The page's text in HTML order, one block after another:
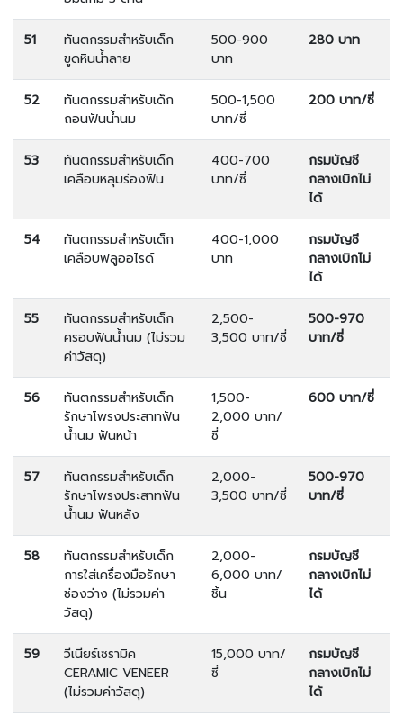
51
ทันตกรรมสำหรับเด็ก
ขูดหินน้ำลาย
500-900
บาท
280 บาท
52
ทันตกรรมสำหรับเด็ก
ถอนฟันน้ำนม
500-1,500
บาท/ซี่
200 บาท/ซี่
53
ทันตกรรมสำหรับเด็ก
เคลือบหลุมร่องฟัน
400-700
บาท/ซี่
กรมบัญชี
กลางเบิกไม่
ได้
54
ทันตกรรมสำหรับเด็ก
เคลือบฟลูออไรด์
400-1,000
บาท
กรมบัญชี
กลางเบิกไม่
ได้
55
ทันตกรรมสำหรับเด็ก
ครอบฟันน้ำนม (ไม่รวม
ค่าวัสดุ)
2,500-
3,500 บาท/ซี่
500-970
บาท/ซี่
56
ทันตกรรมสำหรับเด็ก
รักษาโพรงประสาทฟัน
น้ำนม ฟันหน้า
1,500-
2,000 บาท/
ซี่
600 บาท/ซี่
57
ทันตกรรมสำหรับเด็ก
รักษาโพรงประสาทฟัน
น้ำนม ฟันหลัง
2,000-
3,500 บาท/ซี่
500-970
บาท/ซี่
58
ทันตกรรมสำหรับเด็ก
การใส่เครื่องมือรักษา
ช่องว่าง (ไม่รวมค่า
วัสดุ)
2,000-
6,000 บาท/
ชิ้น
กรมบัญชี
กลางเบิกไม่
ได้
59
วีเนียร์เซรามิค
CERAMIC VENEER
(ไม่รวมค่าวัสดุ)
15,000 บาท/
ซี่
กรมบัญชี
กลางเบิกไม่
ได้